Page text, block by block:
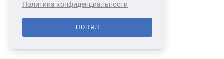
СВЯЗАТЬСЯ С НАМИ О НАС
Политика конфиденциальности
ПОНЯЛ